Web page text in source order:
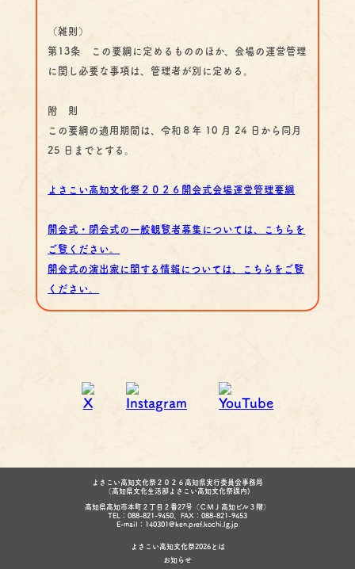
（雑則）
第13条 この要綱に定めるもののほか、会場の運営管理
に関し必要な事項は、管理者が別に定める。
附 則
この要綱の適用期間は、令和８年 10 月 24 日から同月
25 日までとする。
よさこい高知文化祭２０２６開会式会場運営管理要綱
開会式・閉会式の一般観覧者募集については、こちらを
ご覧ください。
開会式の演出家に関する情報については、こちらをご覧
ください。
よさこい高知文化祭２０２６高知県実行委員会事務局
（高知県文化生活部よさこい高知文化祭課内)
高知県高知市本町２丁目２番27号（ＣＭＪ高知ビル３階）
TEL：088-821-9450、FAX：088-821-9453
E-mail：140301@ken.pref.kochi.lg.jp
よさこい高知文化祭2026とは
お知らせ